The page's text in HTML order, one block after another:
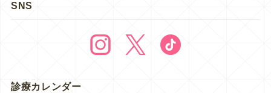
SNS
診療カレンダー